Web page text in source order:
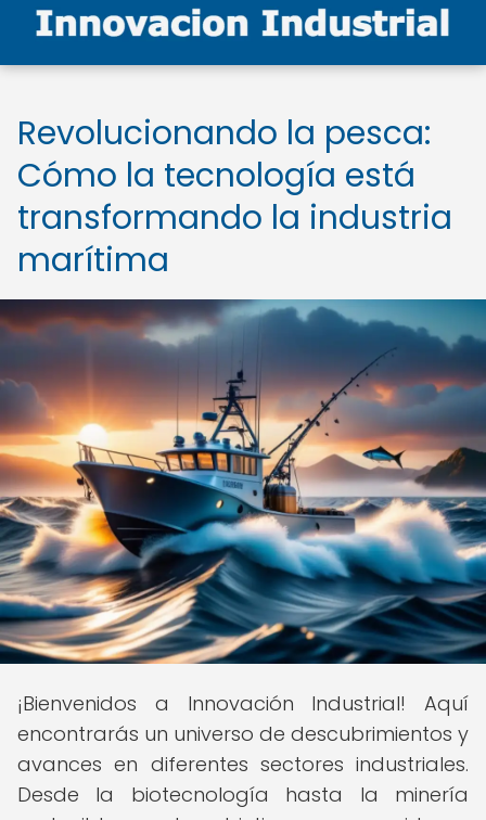
Revolucionando la pesca:
Cómo la tecnología está
transformando la industria
marítima
¡Bienvenidos a Innovación Industrial! Aquí
encontrarás un universo de descubrimientos y
avances en diferentes sectores industriales.
Desde la biotecnología hasta la minería